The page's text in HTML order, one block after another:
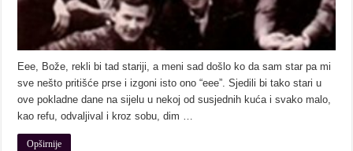
Eee, Bože, rekli bi tad stariji, a meni sad došlo ko da sam star pa mi
sve nešto pritišće prse i izgoni isto ono “eee”. Sjedili bi tako stari u
ove pokladne dane na sijelu u nekoj od susjednih kuća i svako malo,
kao refu, odvaljival i kroz sobu, dim …
Opširnije